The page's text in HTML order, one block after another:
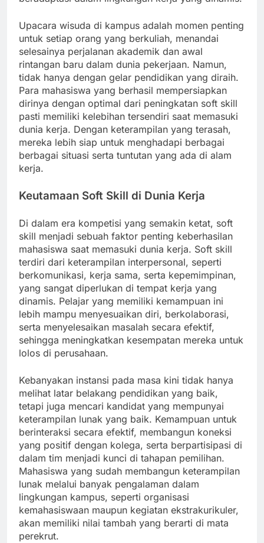
Upacara wisuda di kampus adalah momen penting
untuk setiap orang yang berkuliah, menandai
selesainya perjalanan akademik dan awal
rintangan baru dalam dunia pekerjaan. Namun,
tidak hanya dengan gelar pendidikan yang diraih.
Para mahasiswa yang berhasil mempersiapkan
dirinya dengan optimal dari peningkatan soft skill
pasti memiliki kelebihan tersendiri saat memasuki
dunia kerja. Dengan keterampilan yang terasah,
mereka lebih siap untuk menghadapi berbagai
berbagai situasi serta tuntutan yang ada di alam
kerja.
Keutamaan Soft Skill di Dunia Kerja
Di dalam era kompetisi yang semakin ketat, soft
skill menjadi sebuah faktor penting keberhasilan
mahasiswa saat memasuki dunia kerja. Soft skill
terdiri dari keterampilan interpersonal, seperti
berkomunikasi, kerja sama, serta kepemimpinan,
yang sangat diperlukan di tempat kerja yang
dinamis. Pelajar yang memiliki kemampuan ini
lebih mampu menyesuaikan diri, berkolaborasi,
serta menyelesaikan masalah secara efektif,
sehingga meningkatkan kesempatan mereka untuk
lolos di perusahaan.
Kebanyakan instansi pada masa kini tidak hanya
melihat latar belakang pendidikan yang baik,
tetapi juga mencari kandidat yang mempunyai
keterampilan lunak yang baik. Kemampuan untuk
berinteraksi secara efektif, membangun koneksi
yang positif dengan kolega, serta berpartisipasi di
dalam tim menjadi kunci di tahapan pemilihan.
Mahasiswa yang sudah membangun keterampilan
lunak melalui banyak pengalaman dalam
lingkungan kampus, seperti organisasi
kemahasiswaan maupun kegiatan ekstrakurikuler,
akan memiliki nilai tambah yang berarti di mata
perekrut.